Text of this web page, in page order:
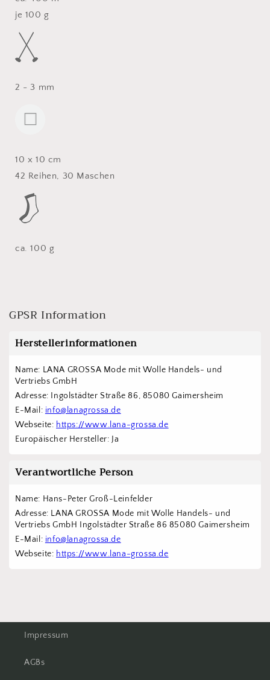
je 100 g
2 - 3 mm
10 x 10 cm
42 Reihen, 30 Maschen
ca. 100 g
GPSR Information
Herstellerinformationen
Name: LANA GROSSA Mode mit Wolle Handels- und
Vertriebs GmbH
Adresse: Ingolstädter Straße 86, 85080 Gaimersheim
E-Mail: info@lanagrossa.de
Webseite: https://www.lana-grossa.de
Europäischer Hersteller: Ja
Verantwortliche Person
Name: Hans-Peter Groß-Leinfelder
Adresse: LANA GROSSA Mode mit Wolle Handels- und
Vertriebs GmbH Ingolstädter Straße 86 85080 Gaimersheim
E-Mail: info@lanagrossa.de
Webseite: https://www.lana-grossa.de
Impressum
AGBs